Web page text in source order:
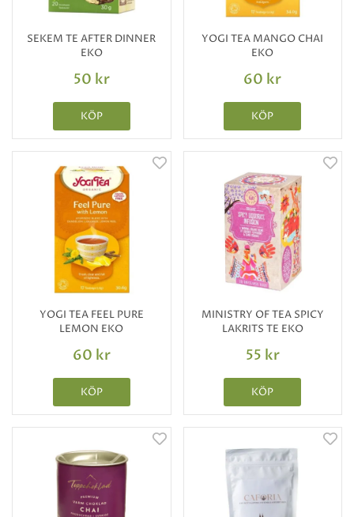
SEKEM TE AFTER DINNER
EKO
50 kr
KÖP
YOGI TEA MANGO CHAI
EKO
60 kr
KÖP
YOGI TEA FEEL PURE
LEMON EKO
60 kr
KÖP
MINISTRY OF TEA SPICY
LAKRITS TE EKO
55 kr
KÖP